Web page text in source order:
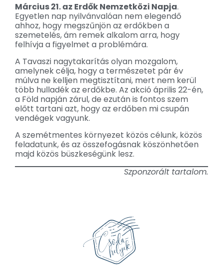
Március 21. az Erdők Nemzetközi Napja.
Egyetlen nap nyilvánvalóan nem elegendő
ahhoz, hogy megszűnjön az erdőkben a
szemetelés, ám remek alkalom arra, hogy
felhívja a figyelmet a problémára.
A Tavaszi nagytakarítás olyan mozgalom,
amelynek célja, hogy a természetet pár év
múlva ne kelljen megtisztítani, mert nem kerül
több hulladék az erdőkbe. Az akció április 22-én,
a Föld napján zárul, de ezután is fontos szem
előtt tartani azt, hogy az erdőben mi csupán
vendégek vagyunk.
A szemétmentes környezet közös célunk, közös
feladatunk, és az összefogásnak köszönhetően
majd közös büszkeségünk lesz.
Szponzorált tartalom.